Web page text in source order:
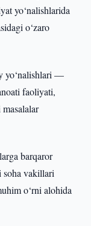
yo‘nalishlarida
o‘zaro
yo‘nalishlari —
faoliyati,
barqaror
soha vakillari
o‘rni alohida